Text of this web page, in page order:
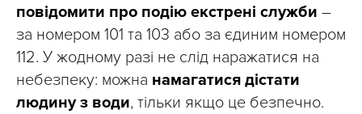
повідомити про подію екстрені служби –
за номером 101 та 103 або за єдиним номером
112. У жодному разі не слід наражатися на
небезпеку: можна намагатися дістати
людину з води, тільки якщо це безпечно.